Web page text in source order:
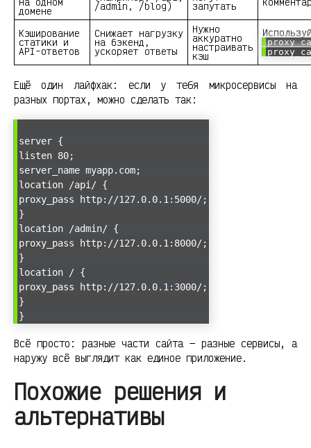
домене /admin, /blog) запутать
Кэширование
статики и
API-ответов
Снижает нагрузку
на бэкенд,
ускоряет ответы
Нужно
аккуратно
настраивать
кэш
Ещё один лайфхак: если у тебя микросервисы на
разных портах, можно сделать так:
server {
listen 80;
server_name myapp.com;
location /api/ {
proxy_pass http://127.0.0.1:5000/;
}
location /admin/ {
proxy_pass http://127.0.0.1:8000/;
}
location / {
proxy_pass http://127.0.0.1:3000/;
}
}
Всё просто: разные части сайта — разные сервисы, а
наружу всё выглядит как единое приложение.
Похожие решения и
альтернативы